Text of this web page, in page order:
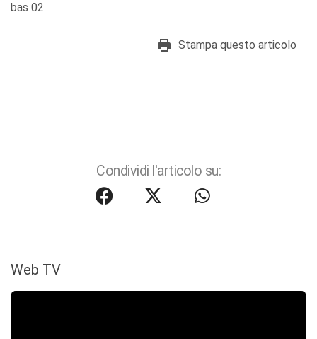
bas 02
Stampa questo articolo
Condividi l'articolo su:
Web TV